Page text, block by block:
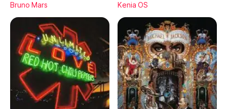
Bruno Mars Kenia OS